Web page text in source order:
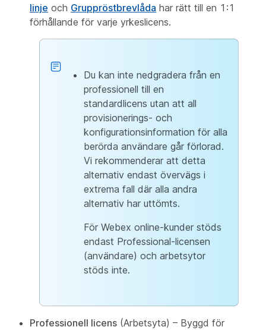
linje och Gruppröstbrevlåda har rätt till en 1:1
förhållande för varje yrkeslicens.
Du kan inte nedgradera från en
professionell till en
standardlicens utan att all
provisionerings- och
konfigurationsinformation för alla
berörda användare går förlorad.
Vi rekommenderar att detta
alternativ endast övervägs i
extrema fall där alla andra
alternativ har uttömts.
För Webex online-kunder stöds
endast Professional-licensen
(användare) och arbetsytor
stöds inte.
Professionell licens (Arbetsyta) – Byggd för